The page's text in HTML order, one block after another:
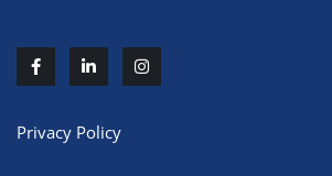
Privacy Policy